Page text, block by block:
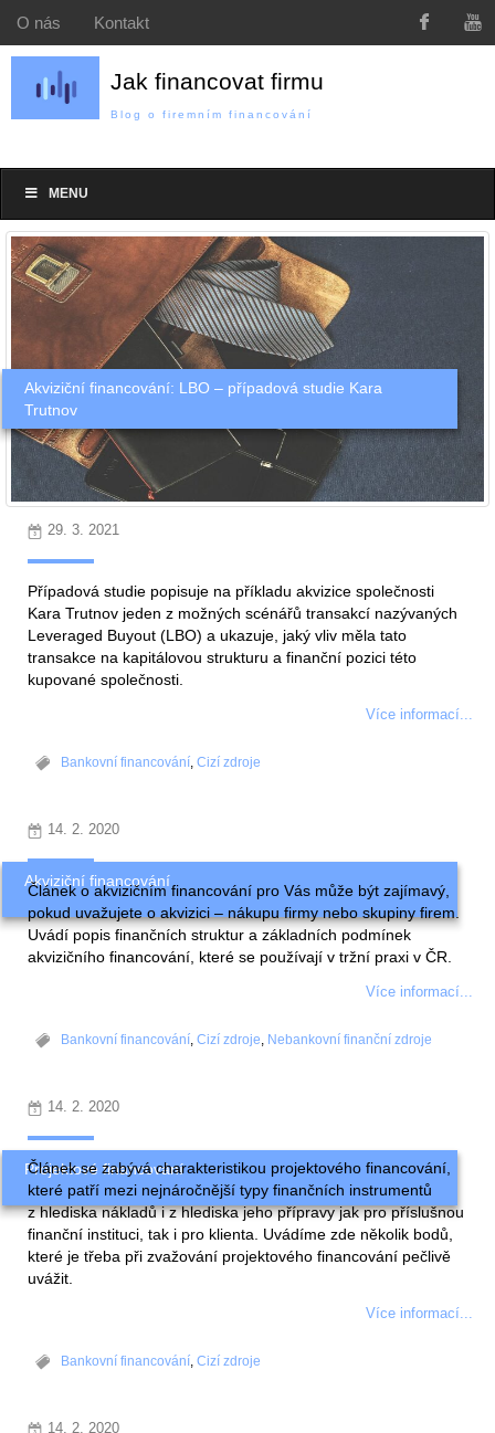
O nás Kontakt
Jak financovat firmu
Blog o firemním financování
MENU
Akviziční financování: LBO – případová studie Kara
Trutnov
29. 3. 2021
Případová studie popisuje na příkladu akvizice společnosti
Kara Trutnov jeden z možných scénářů transakcí nazývaných
Leveraged Buyout (LBO) a ukazuje, jaký vliv měla tato
transakce na kapitálovou strukturu a finanční pozici této
kupované společnosti.
Více informací...
Bankovní financování, Cizí zdroje
Akviziční financování
14. 2. 2020
Článek o akvizičním financování pro Vás může být zajímavý,
pokud uvažujete o akvizici – nákupu firmy nebo skupiny firem.
Uvádí popis finančních struktur a základních podmínek
akvizičního financování, které se používají v tržní praxi v ČR.
Více informací...
Bankovní financování, Cizí zdroje, Nebankovní finanční zdroje
Projektové financování
14. 2. 2020
Článek se zabývá charakteristikou projektového financování,
které patří mezi nejnáročnější typy finančních instrumentů
z hlediska nákladů i z hlediska jeho přípravy jak pro příslušnou
finanční instituci, tak i pro klienta. Uvádíme zde několik bodů,
které je třeba při zvažování projektového financování pečlivě
uvážit.
Více informací...
Bankovní financování, Cizí zdroje
14. 2. 2020